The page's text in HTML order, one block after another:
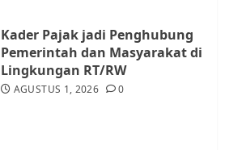
Kader Pajak jadi Penghubung
Pemerintah dan Masyarakat di
Lingkungan RT/RW
AGUSTUS 1, 2026 0